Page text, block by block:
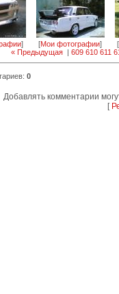
] [Мои фотографии] [
« Предыдущая| 609 610 611
: 0
Добавлять комментарии
[